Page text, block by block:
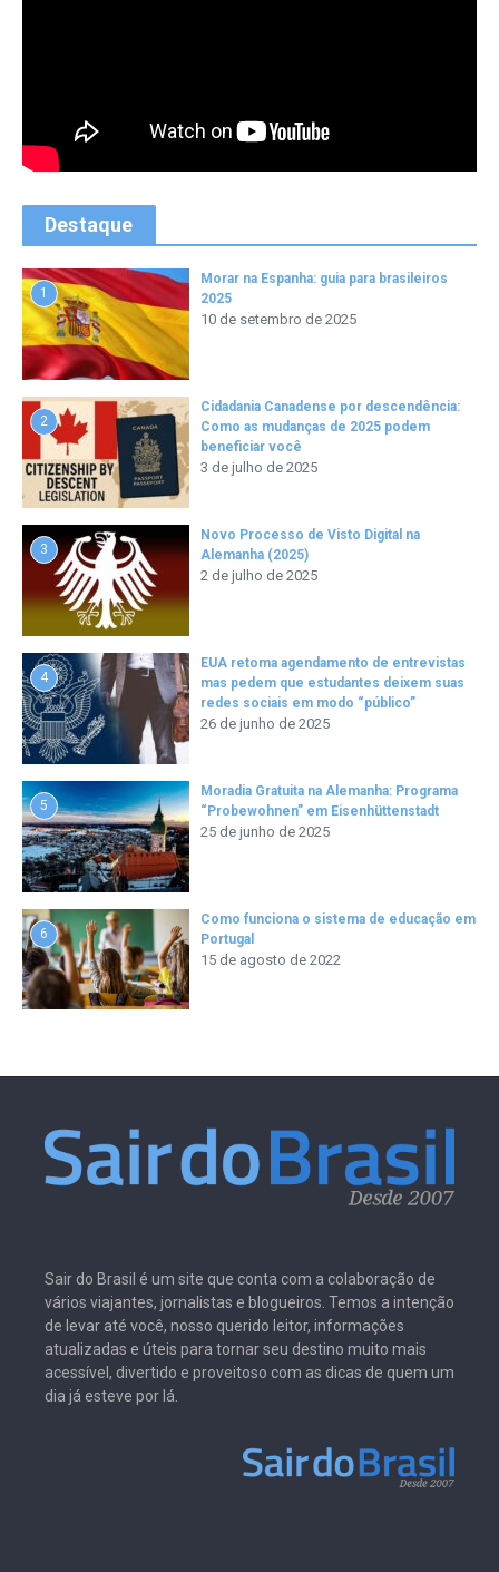
Destaque
1
Morar na Espanha: guia para brasileiros
2025
10 de setembro de 2025
2
Cidadania Canadense por descendência:
Como as mudanças de 2025 podem
beneficiar você
3 de julho de 2025
3
Novo Processo de Visto Digital na
Alemanha (2025)
2 de julho de 2025
4
EUA retoma agendamento de entrevistas
mas pedem que estudantes deixem suas
redes sociais em modo “público”
26 de junho de 2025
5
Moradia Gratuita na Alemanha: Programa
“Probewohnen” em Eisenhüttenstadt
25 de junho de 2025
6
Como funciona o sistema de educação em
Portugal
15 de agosto de 2022
Sair do Brasil é um site que conta com a colaboração de
vários viajantes, jornalistas e blogueiros. Temos a intenção
de levar até você, nosso querido leitor, informações
atualizadas e úteis para tornar seu destino muito mais
acessível, divertido e proveitoso com as dicas de quem um
dia já esteve por lá.